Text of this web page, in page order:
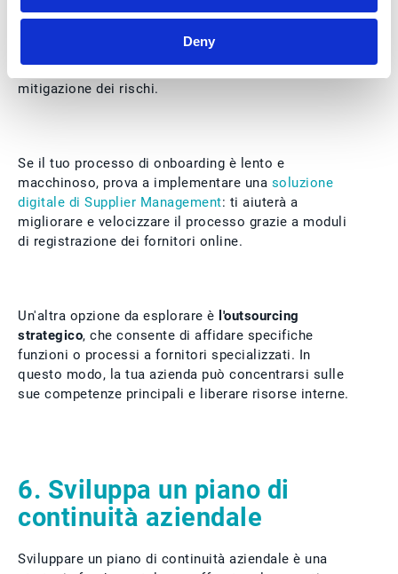
Deny
evoluzione. Prendi ad esempio la gestione della
abbiamo visto prima: questo tipo di approccio
favorisce la trasparenza, la fiducia reciproca e la
mitigazione dei rischi.
Se il tuo processo di onboarding è lento e
macchinoso, prova a implementare una soluzione
digitale di Supplier Management: ti aiuterà a
migliorare e velocizzare il processo grazie a moduli
di registrazione dei fornitori online.
Un'altra opzione da esplorare è l'outsourcing
strategico, che consente di affidare specifiche
funzioni o processi a fornitori specializzati. In
questo modo, la tua azienda può concentrarsi sulle
sue competenze principali e liberare risorse interne.
6. Sviluppa un piano di
continuità aziendale
Sviluppare un piano di continuità aziendale è una